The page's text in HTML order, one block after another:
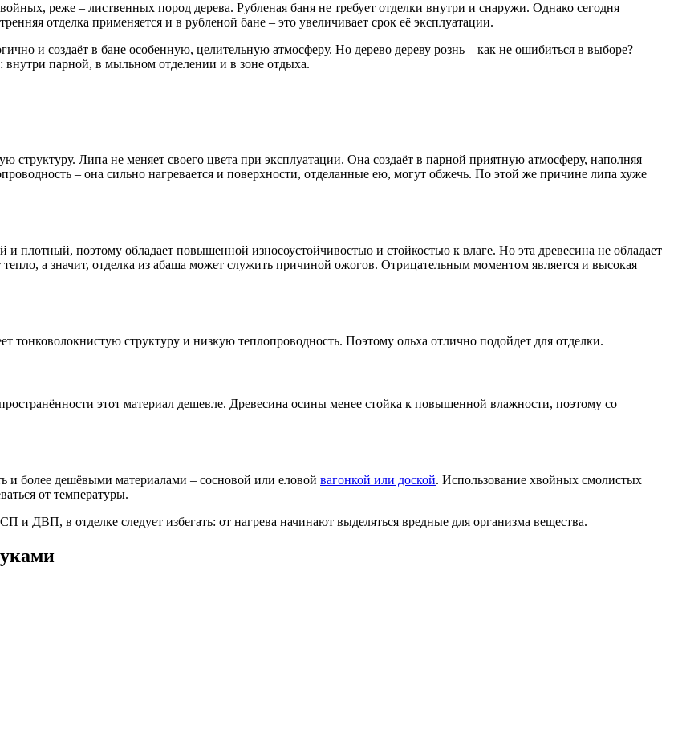
реже – лиственных пород дерева. Рубленая баня не требует отделки внутри и снаружи. Однако сегодня
отделка применяется и в рубленой бане – это увеличивает срок её эксплуатации.
и создаёт в бане особенную, целительную атмосферу. Но дерево дереву рознь – как не ошибиться в выборе?
: внутри парной, в мыльном отделении и в зоне отдыха.
Липа не меняет своего цвета при эксплуатации. Она создаёт в парной приятную атмосферу, наполняя
– она сильно нагревается и поверхности, отделанные ею, могут обжечь. По этой же причине липа хуже
плотный, поэтому обладает повышенной износоустойчивостью и стойкостью к влаге. Но эта древесина не обладает
а значит, отделка из абаша может служить причиной ожогов. Отрицательным моментом является и высокая
тонковолокнистую структуру и низкую теплопроводность. Поэтому ольха отлично подойдет для отделки.
этот материал дешевле. Древесина осины менее стойка к повышенной влажности, поэтому со
и более дешёвыми материалами – сосновой или еловой вагонкой или доской. Использование хвойных смолистых
от температуры.
и ДВП, в отделке следует избегать: от нагрева начинают выделяться вредные для организма вещества.